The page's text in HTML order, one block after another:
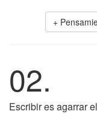
+
02.
Escribir es agarrar